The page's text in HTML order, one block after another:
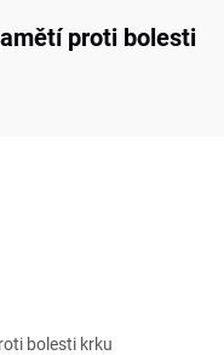
proti bolesti
bolesti krku